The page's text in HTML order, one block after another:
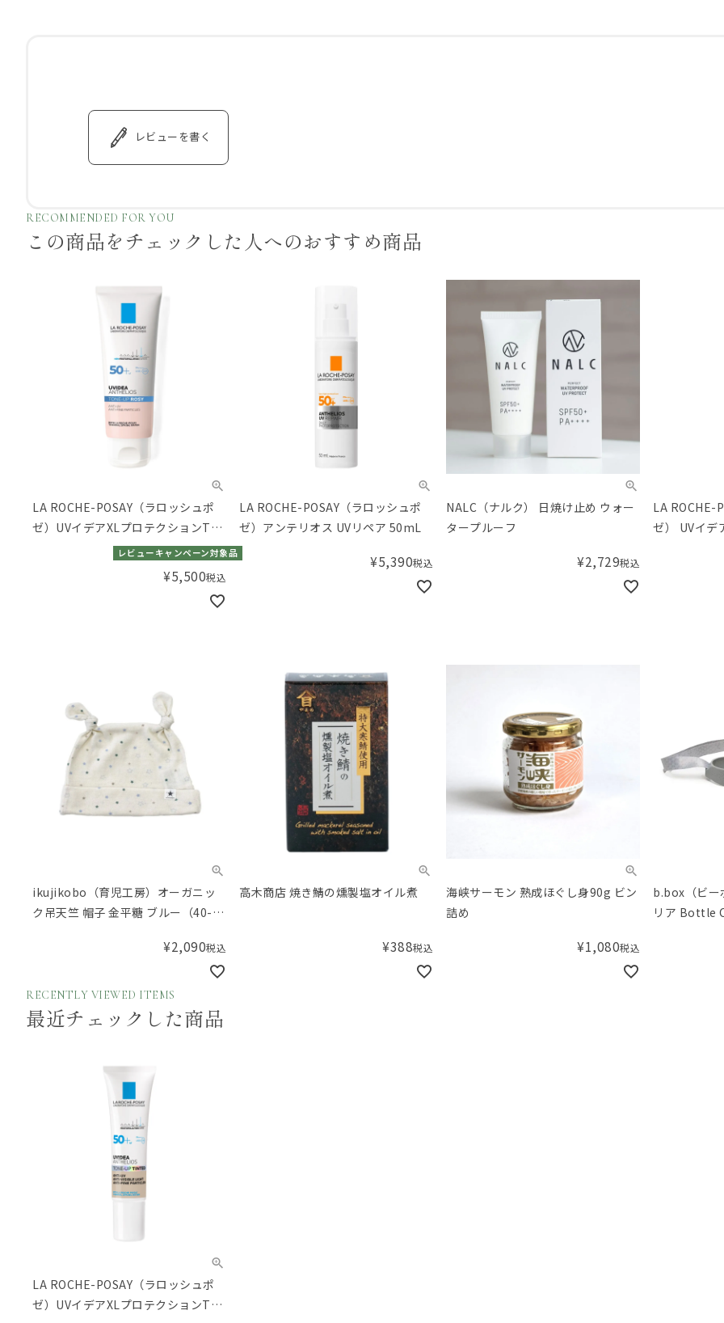
レビューを書く
RECOMMENDED FOR YOU
この商品をチェックした 人へのおすすめ商品
LA ROCHE-POSAY（ラロッシュポ
ゼ）UVイデアXLプロテクションTア
レビューキャンペーン対象品
¥5,500税込
LA ROCHE-POSAY（ラロッシュポ
ゼ）アンテリオス UVリペア 50mL
¥5,390税込
NALC（ナルク） 日焼け止め ウォー
タープルーフ
¥2,729税込
LA ROCHE-
ゼ） UVイデ
ikujikobo（育児工房）オーガニッ
ク吊天竺 帽子 金平糖 ブルー（40-
¥2,090税込
高木商店 焼き鯖の燻製塩オイル煮
¥388税込
海峡サーモン 熟成ほぐし身90g ビン
詰め
¥1,080税込
b.box（ビー
リア Bottle
RECENTLY VIEWED ITEMS
最近チェックした商品
LA ROCHE-POSAY（ラロッシュポ
ゼ）UVイデアXLプロテクションTU